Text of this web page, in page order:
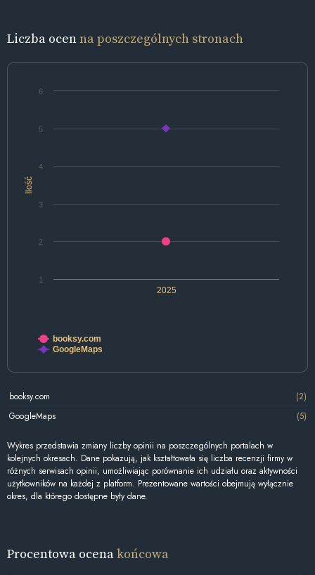
Liczba ocenna poszczególnych stronach
Ilość
2025
1
2
3
4
5
6
booksy.com
GoogleMaps
booksy.com
(2)
GoogleMaps
(5)
Wykres przedstawia zmiany liczby opinii na poszczególnych portalach w
kolejnych okresach. Dane pokazują, jak kształtowała się liczba recenzji firmy w
różnych serwisach opinii, umożliwiając porównanie ich udziału oraz aktywności
użytkowników na każdej z platform. Prezentowane wartości obejmują wyłącznie
okres, dla którego dostępne były dane.
Procentowa ocenakońcowa